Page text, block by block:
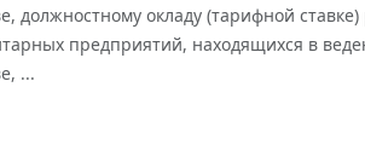
должностному окладу (тарифной
предприятий, находящихся в
...